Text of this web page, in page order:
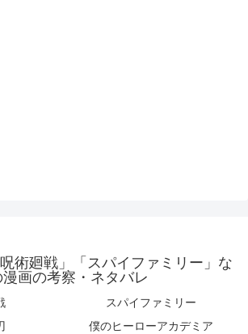
術廻戦」「スパイファミリー」な
漫画の考察・ネタバレ
スパイファミリー
僕のヒーローアカデミア